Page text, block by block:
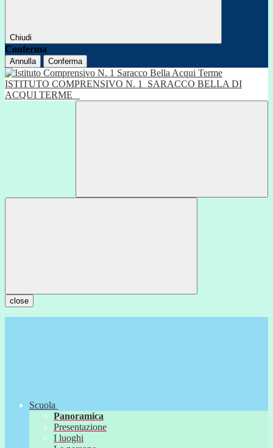
Chiudi
Conferma
Annulla Conferma
ISTITUTO COMPRENSIVO N. 1
SARACCO BELLA DI
ACQUI TERME
close
Scuola
Panoramica
Presentazione
I luoghi